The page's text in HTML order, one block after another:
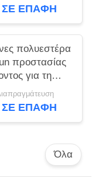
ΕΠΑΦΉ
πολυεστέρα
προστασίας
για τη
του νήματος
ΕΠΑΦΉ
Όλα